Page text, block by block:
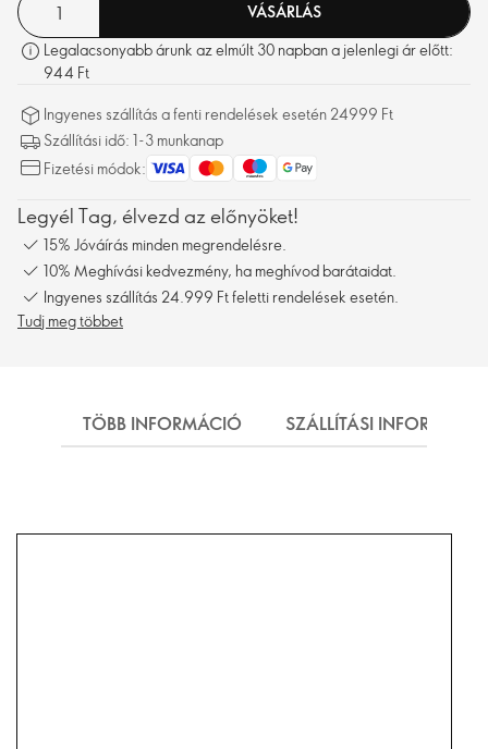
VÁSÁRLÁS
Legalacsonyabb árunk az elmúlt 30 napban a jelenlegi ár előtt:
944 Ft
Ingyenes szállítás a fenti rendelések esetén 24999 Ft
Szállítási idő: 1-3 munkanap
Fizetési módok:
Legyél Tag, élvezd az előnyöket!
15% Jóváírás minden megrendelésre.
10% Meghívási kedvezmény, ha meghívod barátaidat.
Ingyenes szállítás 24.999 Ft feletti rendelések esetén.
Tudj meg többet
TÖBB INFORMÁCIÓ SZÁLLÍTÁSI